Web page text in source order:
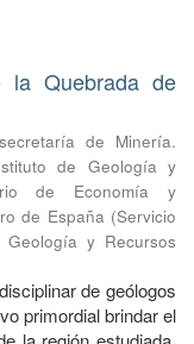
la Quebrada de
de Minería.
de Geología y
de Economía y
de España (Servicio
y Recursos
de geólogos
primordial brindar el